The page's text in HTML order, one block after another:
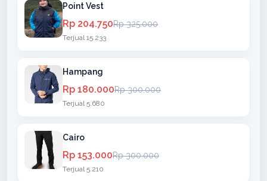
Point Vest
Rp 204.750Rp 325.000
Terjual 15.233
Hampang
Rp 180.000Rp 300.000
Terjual 5.680
Cairo
Rp 153.000Rp 300.000
Terjual 5.210